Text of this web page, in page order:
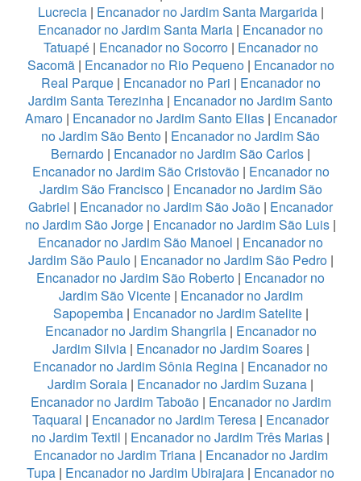
Lucrecia| Encanador no Jardim Santa Margarida|
Encanador no Jardim Santa Maria | Encanador no
Tatuapé| Encanador no Socorro| Encanador no
Sacomã| Encanador no Rio Pequeno| Encanador no
Real Parque| Encanador no Pari | Encanador no
Jardim Santa Terezinha | Encanador no Jardim Santo
Amaro| Encanador no Jardim Santo Elias| Encanador
no Jardim São Bento | Encanador no Jardim São
Bernardo | Encanador no Jardim São Carlos |
Encanador no Jardim São Cristovão| Encanador no
Jardim São Francisco| Encanador no Jardim São
Gabriel | Encanador no Jardim São João | Encanador
no Jardim São Jorge | Encanador no Jardim São Luis |
Encanador no Jardim São Manoel | Encanador no
Jardim São Paulo| Encanador no Jardim São Pedro|
Encanador no Jardim São Roberto | Encanador no
Jardim São Vicente| Encanador no Jardim
Sapopemba| Encanador no Jardim Satelite|
Encanador no Jardim Shangrila| Encanador no
Jardim Silvia| Encanador no Jardim Soares|
Encanador no Jardim Sônia Regina | Encanador no
Jardim Soraia | Encanador no Jardim Suzana |
Encanador no Jardim Taboão| Encanador no Jardim
Taquaral | Encanador no Jardim Teresa | Encanador
no Jardim Textil | Encanador no Jardim Três Marias |
Encanador no Jardim Triana| Encanador no Jardim
Tupa | Encanador no Jardim Ubirajara | Encanador no